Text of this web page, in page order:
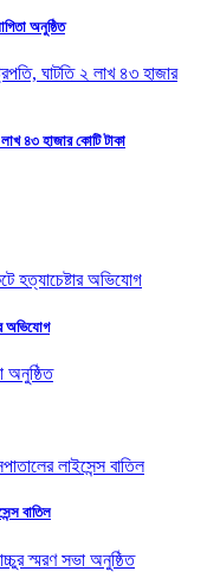
অনুষ্ঠিত
লাখ ৪৩ হাজার কোটি টাকা
অভিযোগ
বাতিল